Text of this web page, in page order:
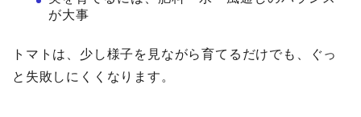
が大事
トマトは、少し様子を見ながら育てるだけでも、ぐっ
と失敗しにくくなります。